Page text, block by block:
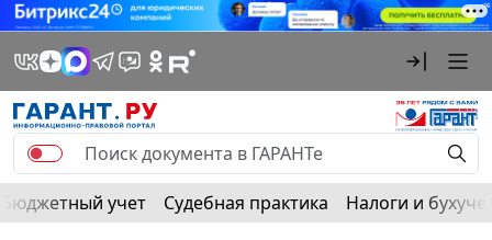
Бюджетный учет Судебная практика Налоги и